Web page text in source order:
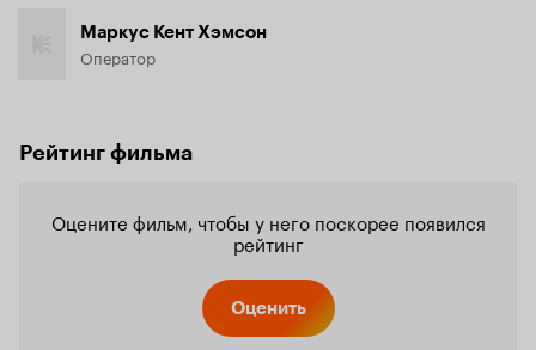
Маркус Кент Хэмсон
Оператор
Рейтинг фильма
Оцените фильм, чтобы у него поскорее появился
рейтинг
Оценить